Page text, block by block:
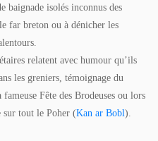
baignade isolés inconnus des
far breton ou à dénicher les
relatent avec humour qu’ils
les greniers, témoignage du
Fête des Brodeuses ou lors
tout le Poher (Kan ar Bobl).